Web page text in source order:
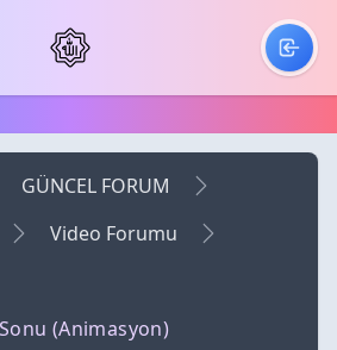
GÜNCEL FORUM
Video Forumu
(Animasyon)